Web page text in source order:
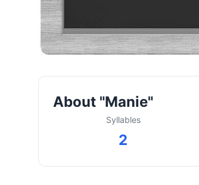
About "Manie"
Syllables
2